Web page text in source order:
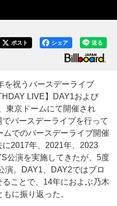
送る
シェア
ポスト
祝うバースデーライブ
LIVE】DAY1および
東京ドームにて開催され
バースデーライブを行って
でのバースデーライブ開催
2017年、2021年、2023
公演を実施してきたが、5度
演。DAY1、DAY2ではブロ
ことで、14年におよぶ乃木
に振り返った。